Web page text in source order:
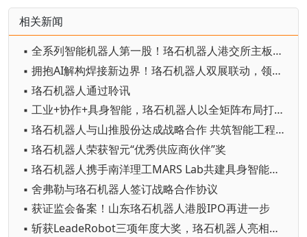
相关新闻
▪ 全系列智能机器人第一股！珞石机器人港交所主板上市
▪ 拥抱AI解构焊接新边界！珞石机器人双展联动，领跑智造时代
▪ 珞石机器人通过聆讯
▪ 工业+协作+具身智能，珞石机器人以全矩阵布局打开成长天花板
▪ 珞石机器人与山推股份达成战略合作 共筑智能工程机械产业新标杆
▪ 珞石机器人荣获智元“优秀供应商伙伴”奖
▪ 珞石机器人携手南洋理工MARS Lab共建具身智能联合创新中心
▪ 舍弗勒与珞石机器人签订战略合作协议
▪ 获证监会备案！山东珞石机器人港股IPO再进一步
▪ 斩获LeadeRobot三项年度大奖，珞石机器人亮相中国机器人行业年会